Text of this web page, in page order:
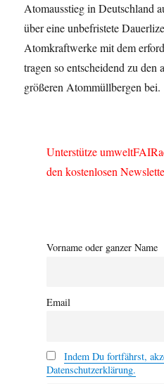
Atomausstieg in Deutschland
über eine unbefristete
Atomkraftwerke mit dem
tragen so entscheidend zu
größeren Atommüllbergen bei.
Unterstütze
den kostenlosen
Vorname oder ganzer Name
Email
Indem Du fortfährst,
Datenschutzerklärung.